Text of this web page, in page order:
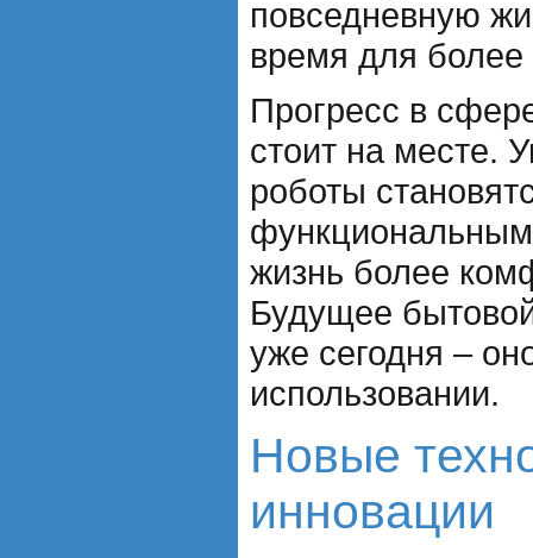
повседневную
время для
Прогресс в
стоит на месте.
роботы
жизнь более
Будущее
уже сегодня –
использовании.
Новые
инновации